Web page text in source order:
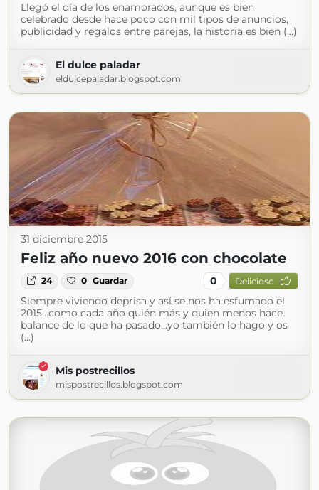
Llegó el día de los enamorados, aunque es bien
celebrado desde hace poco con mil tipos de anuncios,
publicidad y regalos entre parejas, la historia es bien (...)
El dulce paladar
eldulcepaladar.blogspot.com
31 diciembre 2015
Feliz año nuevo 2016 con chocolate
24 0 Guardar 0 Delicioso
Siempre viviendo deprisa y así se nos ha esfumado el
2015...como cada año quién más y quien menos hace
balance de lo que ha pasado...yo también lo hago y os
(...)
Mis postrecillos
mispostrecillos.blogspot.com